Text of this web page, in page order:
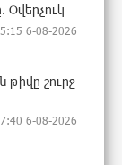
Օվերչուկ
6-08-2026
շուրջ
6-08-2026